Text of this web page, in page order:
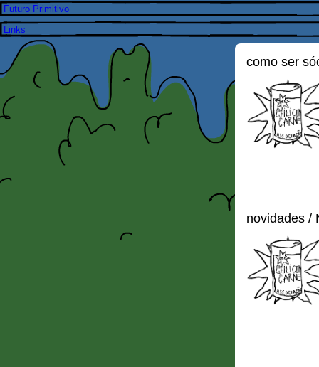
Futuro Primitivo
Links
como ser
novidades /